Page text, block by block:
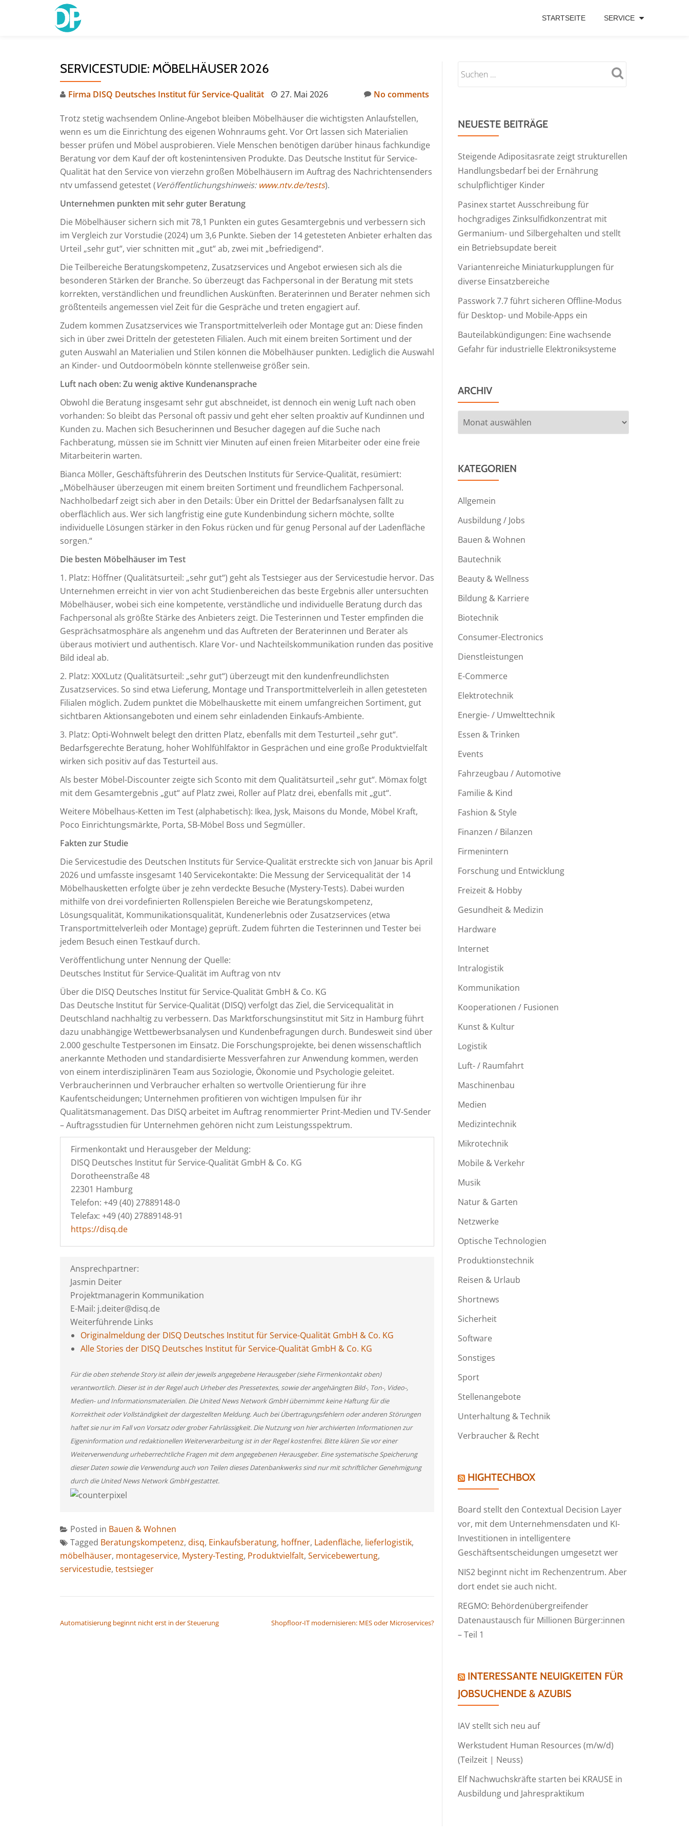
STARTSEITE SERVICE
SERVICESTUDIE: MÖBELHÄUSER 2026
Firma DISQ Deutsches Institut für Service-Qualität 27. Mai 2026 No comments
Trotz stetig wachsendem Online-Angebot bleiben Möbelhäuser die wichtigsten Anlaufstellen,
wenn es um die Einrichtung des eigenen Wohnraums geht. Vor Ort lassen sich Materialien
besser prüfen und Möbel ausprobieren. Viele Menschen benötigen darüber hinaus fachkundige
Beratung vor dem Kauf der oft kostenintensiven Produkte. Das Deutsche Institut für Service-
Qualität hat den Service von vierzehn großen Möbelhäusern im Auftrag des Nachrichtensenders
ntv umfassend getestet (Veröffentlichungshinweis: www.ntv.de/tests).
Unternehmen punkten mit sehr guter Beratung
Die Möbelhäuser sichern sich mit 78,1 Punkten ein gutes Gesamtergebnis und verbessern sich
im Vergleich zur Vorstudie (2024) um 3,6 Punkte. Sieben der 14 getesteten Anbieter erhalten das
Urteil „sehr gut“, vier schnitten mit „gut“ ab, zwei mit „befriedigend“.
Die Teilbereiche Beratungskompetenz, Zusatzservices und Angebot erwiesen sich als die
besonderen Stärken der Branche. So überzeugt das Fachpersonal in der Beratung mit stets
korrekten, verständlichen und freundlichen Auskünften. Beraterinnen und Berater nehmen sich
größtenteils angemessen viel Zeit für die Gespräche und treten engagiert auf.
Zudem kommen Zusatzservices wie Transportmittelverleih oder Montage gut an: Diese finden
sich in über zwei Dritteln der getesteten Filialen. Auch mit einem breiten Sortiment und der
guten Auswahl an Materialien und Stilen können die Möbelhäuser punkten. Lediglich die Auswahl
an Kinder- und Outdoormöbeln könnte stellenweise größer sein.
Luft nach oben: Zu wenig aktive Kundenansprache
Obwohl die Beratung insgesamt sehr gut abschneidet, ist dennoch ein wenig Luft nach oben
vorhanden: So bleibt das Personal oft passiv und geht eher selten proaktiv auf Kundinnen und
Kunden zu. Machen sich Besucherinnen und Besucher dagegen auf die Suche nach
Fachberatung, müssen sie im Schnitt vier Minuten auf einen freien Mitarbeiter oder eine freie
Mitarbeiterin warten.
Bianca Möller, Geschäftsführerin des Deutschen Instituts für Service-Qualität, resümiert:
„Möbelhäuser überzeugen mit einem breiten Sortiment und freundlichem Fachpersonal.
Nachholbedarf zeigt sich aber in den Details: Über ein Drittel der Bedarfsanalysen fällt zu
oberflächlich aus. Wer sich langfristig eine gute Kundenbindung sichern möchte, sollte
individuelle Lösungen stärker in den Fokus rücken und für genug Personal auf der Ladenfläche
sorgen.“
Die besten Möbelhäuser im Test
1. Platz: Höffner (Qualitätsurteil: „sehr gut“) geht als Testsieger aus der Servicestudie hervor. Das
Unternehmen erreicht in vier von acht Studienbereichen das beste Ergebnis aller untersuchten
Möbelhäuser, wobei sich eine kompetente, verständliche und individuelle Beratung durch das
Fachpersonal als größte Stärke des Anbieters zeigt. Die Testerinnen und Tester empfinden die
Gesprächsatmosphäre als angenehm und das Auftreten der Beraterinnen und Berater als
überaus motiviert und authentisch. Klare Vor- und Nachteilskommunikation runden das positive
Bild ideal ab.
2. Platz: XXXLutz (Qualitätsurteil: „sehr gut“) überzeugt mit den kundenfreundlichsten
Zusatzservices. So sind etwa Lieferung, Montage und Transportmittelverleih in allen getesteten
Filialen möglich. Zudem punktet die Möbelhauskette mit einem umfangreichen Sortiment, gut
sichtbaren Aktionsangeboten und einem sehr einladenden Einkaufs-Ambiente.
3. Platz: Opti-Wohnwelt belegt den dritten Platz, ebenfalls mit dem Testurteil „sehr gut“.
Bedarfsgerechte Beratung, hoher Wohlfühlfaktor in Gesprächen und eine große Produktvielfalt
wirken sich positiv auf das Testurteil aus.
Als bester Möbel-Discounter zeigte sich Sconto mit dem Qualitätsurteil „sehr gut“. Mömax folgt
mit dem Gesamtergebnis „gut“ auf Platz zwei, Roller auf Platz drei, ebenfalls mit „gut“.
Weitere Möbelhaus-Ketten im Test (alphabetisch): Ikea, Jysk, Maisons du Monde, Möbel Kraft,
Poco Einrichtungsmärkte, Porta, SB-Möbel Boss und Segmüller.
Fakten zur Studie
Die Servicestudie des Deutschen Instituts für Service-Qualität erstreckte sich von Januar bis April
2026 und umfasste insgesamt 140 Servicekontakte: Die Messung der Servicequalität der 14
Möbelhausketten erfolgte über je zehn verdeckte Besuche (Mystery-Tests). Dabei wurden
mithilfe von drei vordefinierten Rollenspielen Bereiche wie Beratungskompetenz,
Lösungsqualität, Kommunikationsqualität, Kundenerlebnis oder Zusatzservices (etwa
Transportmittelverleih oder Montage) geprüft. Zudem führten die Testerinnen und Tester bei
jedem Besuch einen Testkauf durch.
Veröffentlichung unter Nennung der Quelle:
Deutsches Institut für Service-Qualität im Auftrag von ntv
Über die DISQ Deutsches Institut für Service-Qualität GmbH & Co. KG
Das Deutsche Institut für Service-Qualität (DISQ) verfolgt das Ziel, die Servicequalität in
Deutschland nachhaltig zu verbessern. Das Marktforschungsinstitut mit Sitz in Hamburg führt
dazu unabhängige Wettbewerbsanalysen und Kundenbefragungen durch. Bundesweit sind über
2.000 geschulte Testpersonen im Einsatz. Die Forschungsprojekte, bei denen wissenschaftlich
anerkannte Methoden und standardisierte Messverfahren zur Anwendung kommen, werden
von einem interdisziplinären Team aus Soziologie, Ökonomie und Psychologie geleitet.
Verbraucherinnen und Verbraucher erhalten so wertvolle Orientierung für ihre
Kaufentscheidungen; Unternehmen profitieren von wichtigen Impulsen für ihr
Qualitätsmanagement. Das DISQ arbeitet im Auftrag renommierter Print-Medien und TV-Sender
– Auftragsstudien für Unternehmen gehören nicht zum Leistungsspektrum.
Firmenkontakt und Herausgeber der Meldung:
DISQ Deutsches Institut für Service-Qualität GmbH & Co. KG
Dorotheenstraße 48
22301 Hamburg
Telefon: +49 (40) 27889148-0
Telefax: +49 (40) 27889148-91
https://disq.de
Ansprechpartner:
Jasmin Deiter
Projektmanagerin Kommunikation
E-Mail: j.deiter@disq.de
Weiterführende Links
Originalmeldung der DISQ Deutsches Institut für Service-Qualität GmbH & Co. KG
Alle Stories der DISQ Deutsches Institut für Service-Qualität GmbH & Co. KG
Für die oben stehende Story ist allein der jeweils angegebene Herausgeber (siehe Firmenkontakt oben)
verantwortlich. Dieser ist in der Regel auch Urheber des Pressetextes, sowie der angehängten Bild-, Ton-, Video-,
Medien- und Informationsmaterialien. Die United News Network GmbH übernimmt keine Haftung für die
Korrektheit oder Vollständigkeit der dargestellten Meldung. Auch bei Übertragungsfehlern oder anderen Störungen
haftet sie nur im Fall von Vorsatz oder grober Fahrlässigkeit. Die Nutzung von hier archivierten Informationen zur
Eigeninformation und redaktionellen Weiterverarbeitung ist in der Regel kostenfrei. Bitte klären Sie vor einer
Weiterverwendung urheberrechtliche Fragen mit dem angegebenen Herausgeber. Eine systematische Speicherung
dieser Daten sowie die Verwendung auch von Teilen dieses Datenbankwerks sind nur mit schriftlicher Genehmigung
durch die United News Network GmbH gestattet.
Posted in Bauen & Wohnen
Tagged Beratungskompetenz, disq, Einkaufsberatung, hoffner, Ladenfläche, lieferlogistik,
möbelhäuser, montageservice, Mystery-Testing, Produktvielfalt, Servicebewertung,
servicestudie, testsieger
Automatisierung beginnt nicht erst in der Steuerung Shopfloor-IT modernisieren: MES oder Microservices?
NEUESTE BEITRÄGE
Steigende Adipositasrate zeigt strukturellen
Handlungsbedarf bei der Ernährung
schulpflichtiger Kinder
Pasinex startet Ausschreibung für
hochgradiges Zinksulfidkonzentrat mit
Germanium- und Silbergehalten und stellt
ein Betriebsupdate bereit
Variantenreiche Miniaturkupplungen für
diverse Einsatzbereiche
Passwork 7.7 führt sicheren Offline-Modus
für Desktop- und Mobile-Apps ein
Bauteilabkündigungen: Eine wachsende
Gefahr für industrielle Elektroniksysteme
ARCHIV
Archiv
KATEGORIEN
Allgemein
Ausbildung / Jobs
Bauen & Wohnen
Bautechnik
Beauty & Wellness
Bildung & Karriere
Biotechnik
Consumer-Electronics
Dienstleistungen
E-Commerce
Elektrotechnik
Energie- / Umwelttechnik
Essen & Trinken
Events
Fahrzeugbau / Automotive
Familie & Kind
Fashion & Style
Finanzen / Bilanzen
Firmenintern
Forschung und Entwicklung
Freizeit & Hobby
Gesundheit & Medizin
Hardware
Internet
Intralogistik
Kommunikation
Kooperationen / Fusionen
Kunst & Kultur
Logistik
Luft- / Raumfahrt
Maschinenbau
Medien
Medizintechnik
Mikrotechnik
Mobile & Verkehr
Musik
Natur & Garten
Netzwerke
Optische Technologien
Produktionstechnik
Reisen & Urlaub
Shortnews
Sicherheit
Software
Sonstiges
Sport
Stellenangebote
Unterhaltung & Technik
Verbraucher & Recht
HIGHTECHBOX
Board stellt den Contextual Decision Layer
vor, mit dem Unternehmensdaten und KI-
Investitionen in intelligentere
Geschäftsentscheidungen umgesetzt wer
NIS2 beginnt nicht im Rechenzentrum. Aber
dort endet sie auch nicht.
REGMO: Behördenübergreifender
Datenaustausch für Millionen Bürger:innen
– Teil 1
INTERESSANTE NEUIGKEITEN FÜR
JOBSUCHENDE & AZUBIS
IAV stellt sich neu auf
Werkstudent Human Resources (m/w/d)
(Teilzeit | Neuss)
Elf Nachwuchskräfte starten bei KRAUSE in
Ausbildung und Jahrespraktikum